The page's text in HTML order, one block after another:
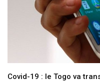
Covid-19 : le Togo va